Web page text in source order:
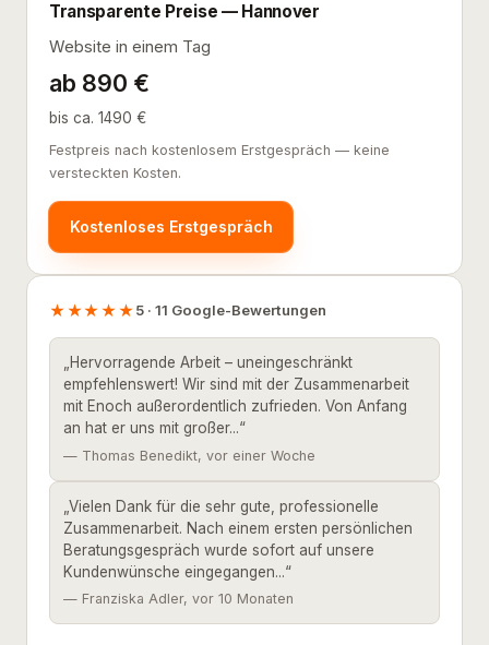
Transparente Preise — Hannover
Website in einem Tag
ab 890 €
bis ca. 1490 €
Festpreis nach kostenlosem Erstgespräch — keine
versteckten Kosten.
Kostenloses Erstgespräch
★★★★★5 · 11 Google-Bewertungen
„Hervorragende Arbeit – uneingeschränkt
empfehlenswert! Wir sind mit der Zusammenarbeit
mit Enoch außerordentlich zufrieden. Von Anfang
an hat er uns mit großer...“
— Thomas Benedikt, vor einer Woche
„Vielen Dank für die sehr gute, professionelle
Zusammenarbeit. Nach einem ersten persönlichen
Beratungsgespräch wurde sofort auf unsere
Kundenwünsche eingegangen...“
— Franziska Adler, vor 10 Monaten